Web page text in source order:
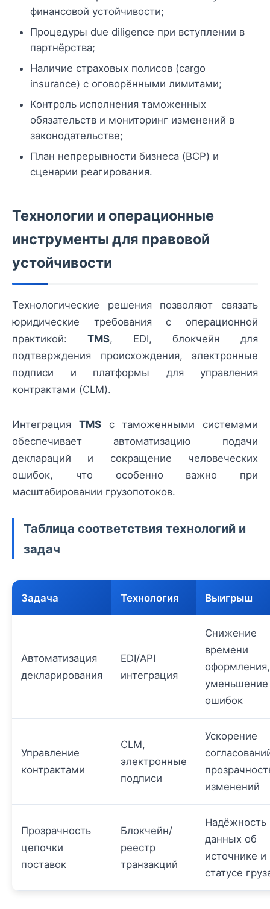
финансовой устойчивости;
Процедуры due diligence при вступлении в
партнёрства;
Наличие страховых полисов (cargo
insurance) с оговорёнными лимитами;
Контроль исполнения таможенных
обязательств и мониторинг изменений в
законодательстве;
План непрерывности бизнеса (BCP) и
сценарии реагирования.
Технологии и операционные
инструменты для правовой
устойчивости
Технологические решения позволяют связать
юридические требования с операционной
практикой: TMS, EDI, блокчейн для
подтверждения происхождения, электронные
подписи и платформы для управления
контрактами (CLM).
Интеграция TMSс таможенными системами
обеспечивает автоматизацию подачи
деклараций и сокращение человеческих
ошибок, что особенно важно при
масштабировании грузопотоков.
Таблица соответствия технологий и
задач
Задача Технология Выигрыш
Автоматизация
декларирования
EDI/API
интеграция
Снижение
времени
оформления,
уменьшение
ошибок
Управление
контрактами
CLM,
электронные
подписи
Ускорение
изменений
Прозрачность
цепочки
поставок
Блокчейн/
реестр
транзакций
Надёжность
данных об
источнике и
статусе